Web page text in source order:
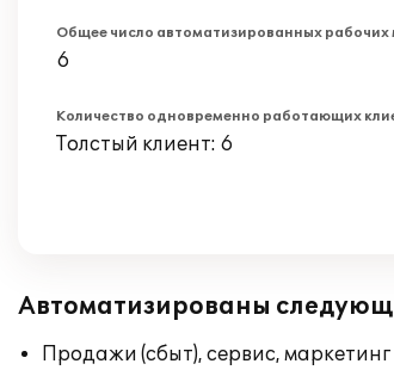
Общее число автоматизированных рабочих
6
Количество одновременно работающих
Толстый клиент: 6
Автоматизированы
Продажи (сбыт), сервис, маркетинг